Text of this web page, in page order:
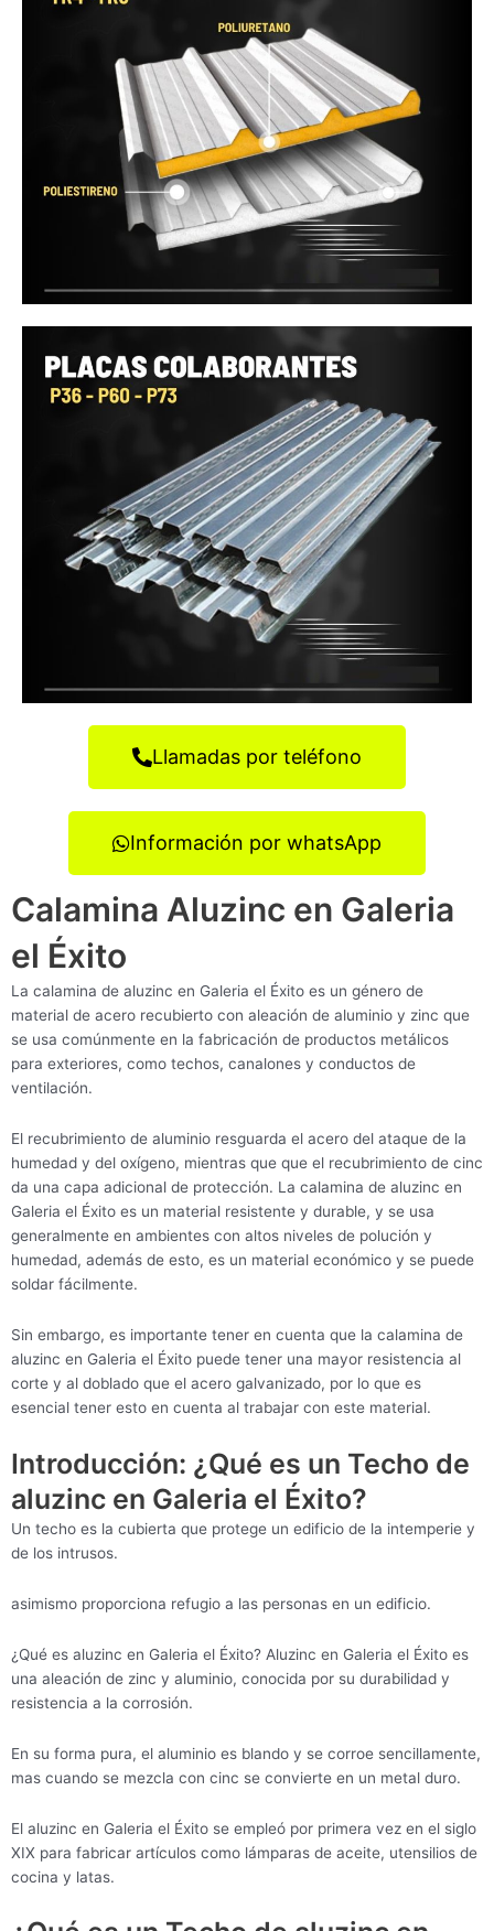
Llamadas por teléfono
Información por whatsApp
Calamina Aluzinc en Galeria
el Éxito
La calamina de aluzinc en Galeria el Éxito es un género de
material de acero recubierto con aleación de aluminio y zinc que
se usa comúnmente en la fabricación de productos metálicos
para exteriores, como techos, canalones y conductos de
ventilación.
El recubrimiento de aluminio resguarda el acero del ataque de la
humedad y del oxígeno, mientras que que el recubrimiento de cinc
da una capa adicional de protección. La calamina de aluzinc en
Galeria el Éxito es un material resistente y durable, y se usa
generalmente en ambientes con altos niveles de polución y
humedad, además de esto, es un material económico y se puede
soldar fácilmente.
Sin embargo, es importante tener en cuenta que la calamina de
aluzinc en Galeria el Éxito puede tener una mayor resistencia al
corte y al doblado que el acero galvanizado, por lo que es
esencial tener esto en cuenta al trabajar con este material.
Introducción: ¿Qué es un Techo de
aluzinc en Galeria el Éxito?
Un techo es la cubierta que protege un edificio de la intemperie y
de los intrusos.
asimismo proporciona refugio a las personas en un edificio.
¿Qué es aluzinc en Galeria el Éxito? Aluzinc en Galeria el Éxito es
una aleación de zinc y aluminio, conocida por su durabilidad y
resistencia a la corrosión.
En su forma pura, el aluminio es blando y se corroe sencillamente,
mas cuando se mezcla con cinc se convierte en un metal duro.
El aluzinc en Galeria el Éxito se empleó por primera vez en el siglo
XIX para fabricar artículos como lámparas de aceite, utensilios de
cocina y latas.